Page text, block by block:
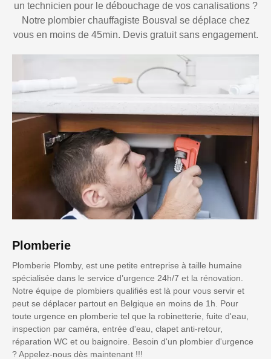
un technicien pour le débouchage de vos canalisations ?
Notre plombier chauffagiste Bousval se déplace chez
vous en moins de 45min. Devis gratuit sans engagement.
Plomberie
Plomberie Plomby, est une petite entreprise à taille humaine
spécialisée dans le service d’urgence 24h/7 et la rénovation.
Notre équipe de plombiers qualifiés est là pour vous servir et
peut se déplacer partout en Belgique en moins de 1h. Pour
toute urgence en plomberie tel que la robinetterie, fuite d'eau,
inspection par caméra, entrée d'eau, clapet anti-retour,
réparation WC et ou baignoire. Besoin d'un plombier d'urgence
? Appelez-nous dès maintenant !!!